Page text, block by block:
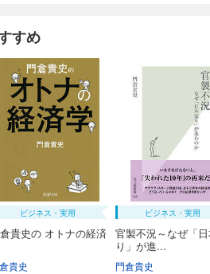
すめ
ビジネス・実用
貴史の オトナの経済
貴史
ビジネス・実用
官製不況～なぜ「
り」が進...
門倉貴史